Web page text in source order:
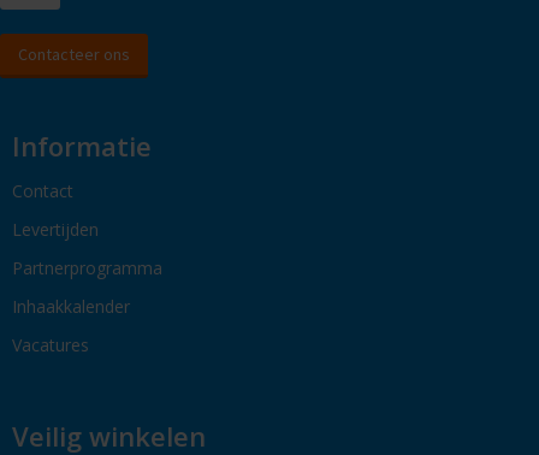
Contacteer ons
Informatie
Contact
Levertijden
Partnerprogramma
Inhaakkalender
Vacatures
Veilig winkelen